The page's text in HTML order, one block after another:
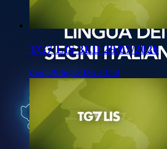
TG7 LIS 3ED 29/07/2026
mer, 29 lug 2026 20:50